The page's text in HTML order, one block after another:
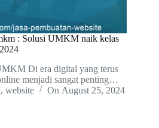
: Solusi UMKM naik kelas
2024
Di era digital yang terus
menjadi sangat penting…
,website On August 25, 2024